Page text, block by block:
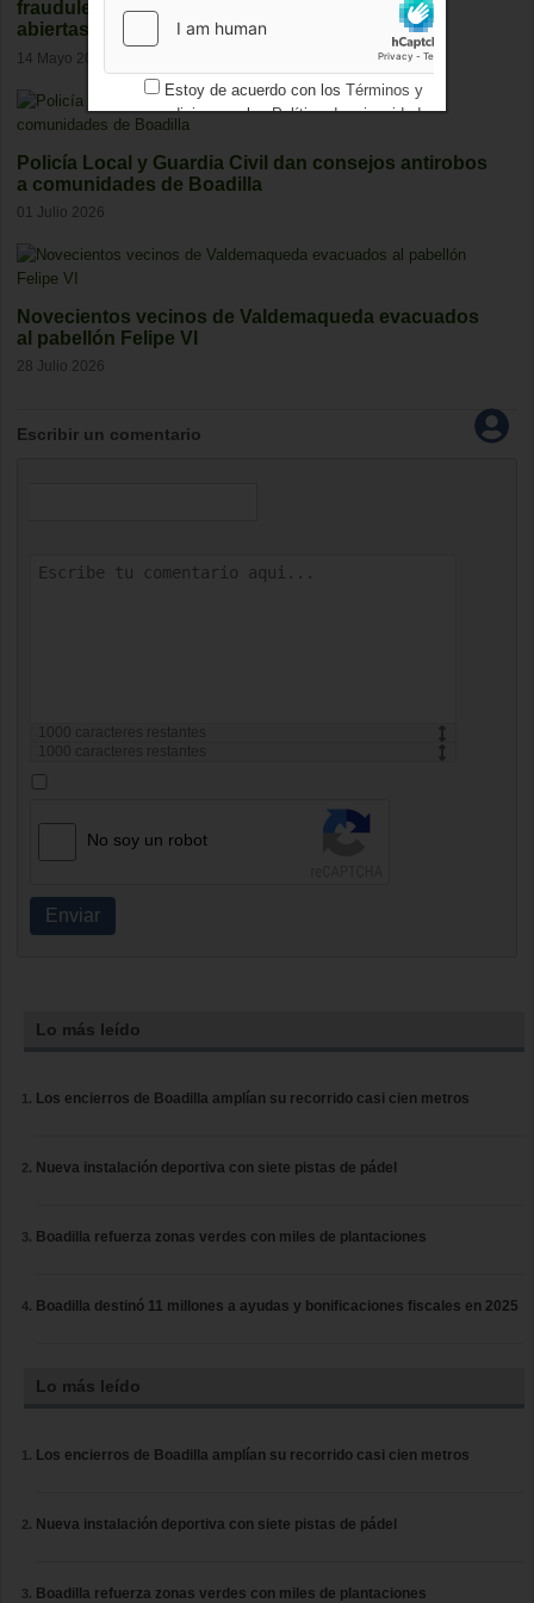
fraudulento y mantiene varias investigaciones
abiertas
14 Mayo 2026
Policía Local y Guardia Civil dan consejos antirobos
a comunidades de Boadilla
01 Julio 2026
Novecientos vecinos de Valdemaqueda evacuados
al pabellón Felipe VI
28 Julio 2026
Escribir un comentario
caracteres restantes
caracteres restantes
No soy un robot
Enviar
Lo más leído
Los encierros de Boadilla amplían su recorrido casi cien metros
Nueva instalación deportiva con siete pistas de pádel
Boadilla refuerza zonas verdes con miles de plantaciones
Boadilla destinó 11 millones a ayudas y bonificaciones fiscales en 2025
Lo más leído
Los encierros de Boadilla amplían su recorrido casi cien metros
Nueva instalación deportiva con siete pistas de pádel
Boadilla refuerza zonas verdes con miles de plantaciones
Estoy de acuerdo con los Términos y
condicionesy losPolítica de privacidad